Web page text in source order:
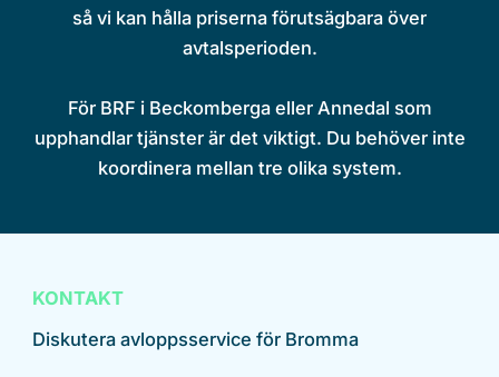
så vi kan hålla priserna förutsägbara över
avtalsperioden.
För BRF i Beckomberga eller Annedal som
upphandlar tjänster är det viktigt. Du behöver inte
koordinera mellan tre olika system.
KONTAKT
Diskutera avloppsservice för Bromma